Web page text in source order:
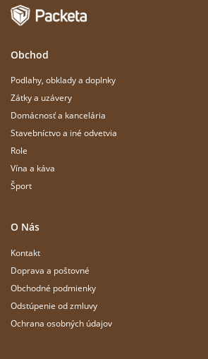
Obchod
Podlahy, obklady a doplnky
Zátky a uzávery
Domácnosť a kancelária
Stavebníctvo a iné odvetvia
Role
Vína a káva
Šport
O Nás
Kontakt
Doprava a poštovné
Obchodné podmienky
Odstúpenie od zmluvy
Ochrana osobných údajov